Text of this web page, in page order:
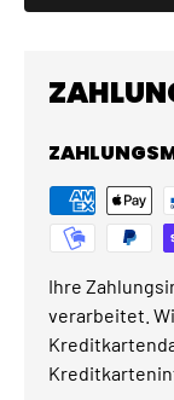
Ihre
verarbeitet.